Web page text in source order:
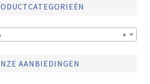
×
AANBIEDINGEN